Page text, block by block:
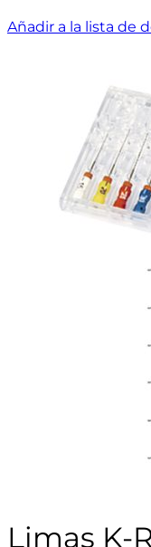
Añadir a la lista de
Limas K-